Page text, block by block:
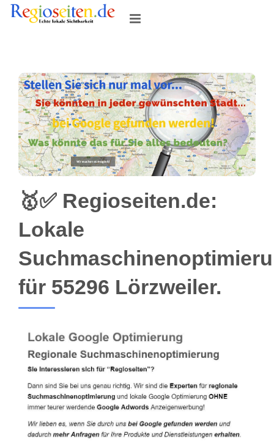
Skip
🥇✅ Regioseiten.de:
Lokale
für 55296 Lörzweiler.